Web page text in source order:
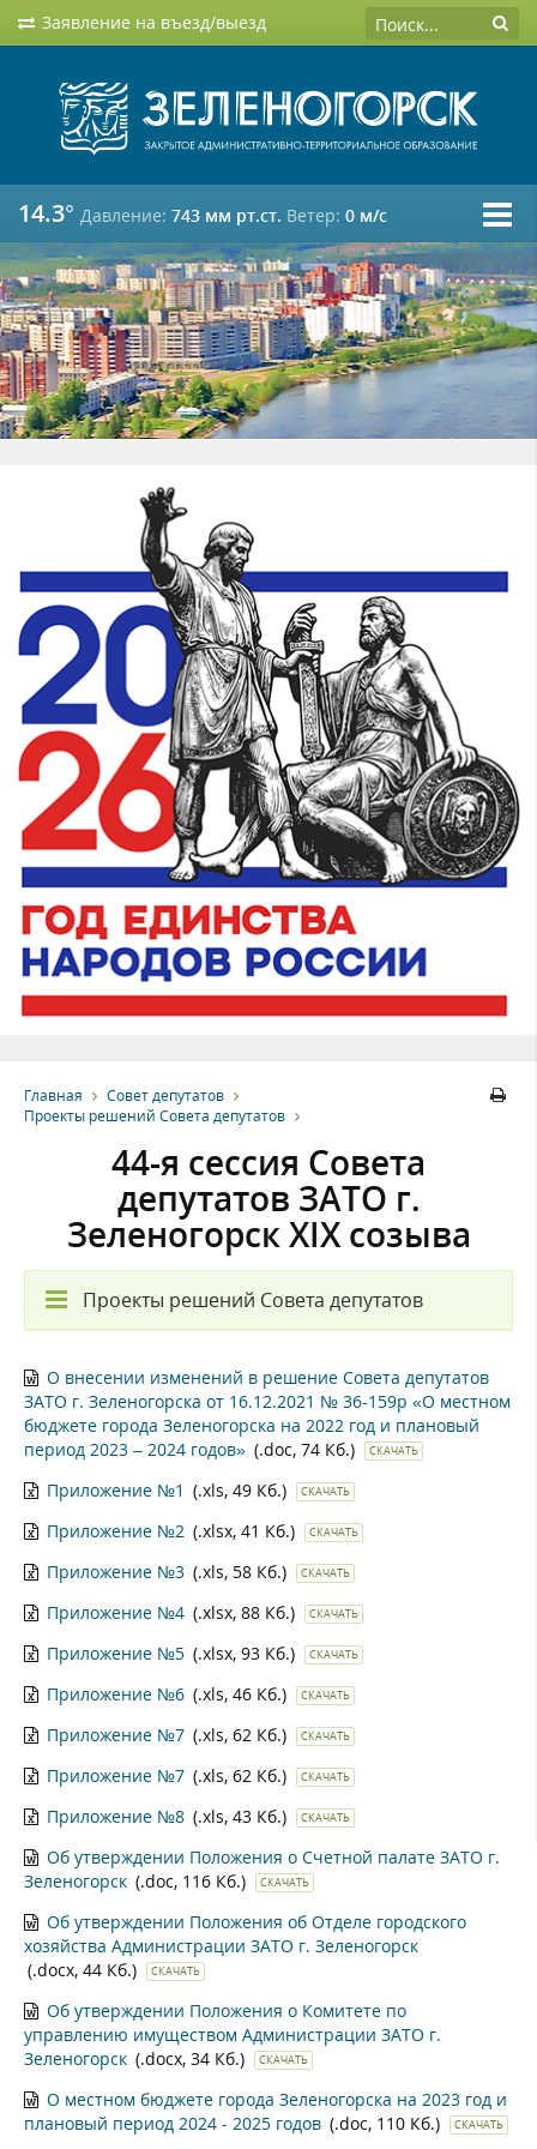
Заявление на въезд/выезд
14.3° Давление: 743 мм рт.ст. Ветер: 0 м/c
Главная
Совет депутатов
Проекты решений Совета депутатов
44-я сессия Совета
депутатов ЗАТО г.
Зеленогорск XIX созыва
Проекты решений Совета депутатов
О внесении изменений в решение Совета депутатов
ЗАТО г. Зеленогорска от 16.12.2021 № 36-159р «О местном
бюджете города Зеленогорска на 2022 год и плановый
период 2023 – 2024 годов» (.doc, 74 Кб.) СКАЧАТЬ
Приложение №1 (.xls, 49 Кб.) СКАЧАТЬ
Приложение №2 (.xlsx, 41 Кб.) СКАЧАТЬ
Приложение №3 (.xls, 58 Кб.) СКАЧАТЬ
Приложение №4 (.xlsx, 88 Кб.) СКАЧАТЬ
Приложение №5 (.xlsx, 93 Кб.) СКАЧАТЬ
Приложение №6 (.xls, 46 Кб.) СКАЧАТЬ
Приложение №7 (.xls, 62 Кб.) СКАЧАТЬ
Приложение №7 (.xls, 62 Кб.) СКАЧАТЬ
Приложение №8 (.xls, 43 Кб.) СКАЧАТЬ
Об утверждении Положения о Счетной палате ЗАТО г.
Зеленогорск (.doc, 116 Кб.) СКАЧАТЬ
Об утверждении Положения об Отделе городского
хозяйства Администрации ЗАТО г. Зеленогорск
(.docx, 44 Кб.)
СКАЧАТЬ
Об утверждении Положения о Комитете по
управлению имуществом Администрации ЗАТО г.
Зеленогорск (.docx, 34 Кб.) СКАЧАТЬ
О местном бюджете города Зеленогорска на 2023 год и
плановый период 2024 - 2025 годов (.doc, 110 Кб.) СКАЧАТЬ